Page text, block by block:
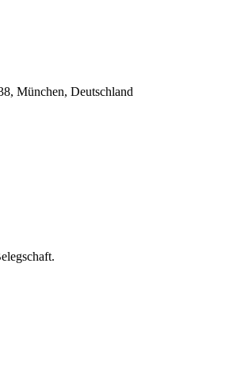
München, Deutschland